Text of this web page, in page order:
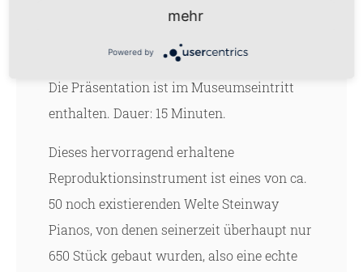
Museum im Komponisten-Quartier
Die Präsentation ist im Museumseintritt
enthalten. Dauer: 15 Minuten.
Dieses hervorragend erhaltene
Reproduktionsinstrument ist eines von ca.
50 noch existierenden Welte Steinway
Pianos, von denen seinerzeit überhaupt nur
650 Stück gebaut wurden, also eine echte
mehr
Powered by